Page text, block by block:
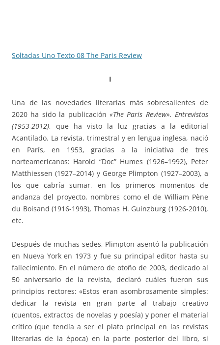
Soltadas Uno Texto 08 The Paris Review
I
Una de las novedades literarias más sobresalientes de
2020 ha sido la publicación «The Paris Review». Entrevistas
(1953-2012), que ha visto la luz gracias a la editorial
Acantilado. La revista, trimestral y en lengua inglesa, nació
en París, en 1953, gracias a la iniciativa de tres
norteamericanos: Harold “Doc” Humes (1926–1992), Peter
Matthiessen (1927–2014) y George Plimpton (1927–2003), a
los que cabría sumar, en los primeros momentos de
andanza del proyecto, nombres como el de William Pène
du Boisand (1916-1993), Thomas H. Guinzburg (1926-2010),
etc.
Después de muchas sedes, Plimpton asentó la publicación
en Nueva York en 1973 y fue su principal editor hasta su
fallecimiento. En el número de otoño de 2003, dedicado al
50 aniversario de la revista, declaró cuáles fueron sus
principios rectores: «Estos eran asombrosamente simples:
dedicar la revista en gran parte al trabajo creativo
(cuentos, extractos de novelas y poesía) y poner el material
crítico (que tendía a ser el plato principal en las revistas
literarias de la época) en la parte posterior del libro, si